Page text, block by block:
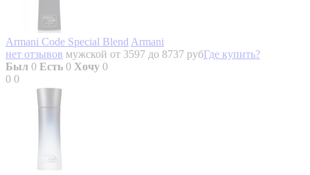
Armani Code Special Blend Armani
нет отзывов мужской от 3597 до 8737 рубГде купить?
Был 0 Есть 0 Хочу 0
0 0